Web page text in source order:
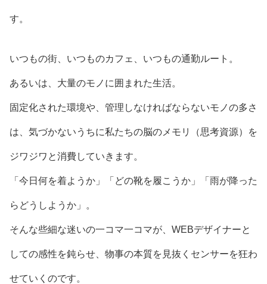
す。
いつもの街、いつものカフェ、いつもの通勤ルート。
あるいは、大量のモノに囲まれた生活。
固定化された環境や、管理しなければならないモノの多さ
は、気づかないうちに私たちの脳のメモリ（思考資源）を
ジワジワと消費していきます。
「今日何を着ようか」「どの靴を履こうか」「雨が降った
らどうしようか」。
そんな些細な迷いの一コマ一コマが、WEBデザイナーと
しての感性を鈍らせ、物事の本質を見抜くセンサーを狂わ
せていくのです。